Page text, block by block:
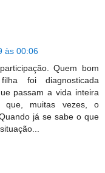
às 00:06
Quem bom
foi diagnosticada
passam a vida inteira
que, muitas vezes, o
já se sabe o que